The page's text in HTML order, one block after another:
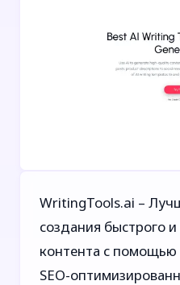
WritingTools.ai –
создания быстрого
контента с
SEO-